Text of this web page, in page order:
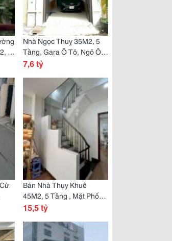
5
Nhà Ngọc Thuỵ 35M2, 5
Tầng, Gara Ô Tô, Ngõ Ô
Tô Tránh , Gần Chợ Ngọc
7,6 tỷ
Bán Nhà Thụy Khuê
45M2, 5 Tầng , Mặt Phố
Kinh Doanh Đa Ngành, Ô
Ngay
15,5 tỷ